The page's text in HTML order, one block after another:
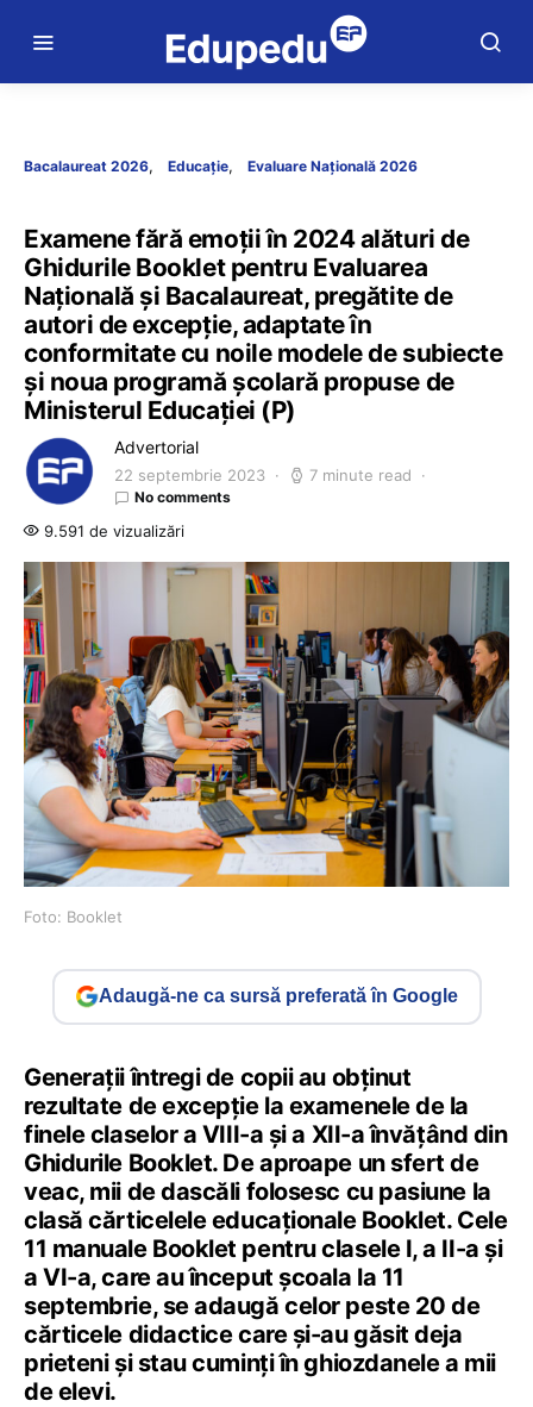
Bacalaureat 2026 Educație Evaluare Națională 2026
Examene fără emoții în 2024 alături de
Ghidurile Booklet pentru Evaluarea
Națională și Bacalaureat, pregătite de
autori de excepție, adaptate în
conformitate cu noile modele de subiecte
și noua programă școlară propuse de
Ministerul Educației (P)
Advertorial
22 septembrie 2023 7 minute read
No comments
9.591 de vizualizări
Foto: Booklet
Adaugă-ne ca sursă preferată în Google
Generații întregi de copii au obținut
rezultate de excepție la examenele de la
finele claselor a VIII-a și a XII-a învățând din
Ghidurile Booklet. De aproape un sfert de
veac, mii de dascăli folosesc cu pasiune la
clasă cărticelele educaționale Booklet. Cele
11 manuale Booklet pentru clasele I, a II-a și
a VI-a, care au început școala la 11
septembrie, se adaugă celor peste 20 de
cărticele didactice care și-au găsit deja
prieteni și stau cuminți în ghiozdanele a mii
de elevi.